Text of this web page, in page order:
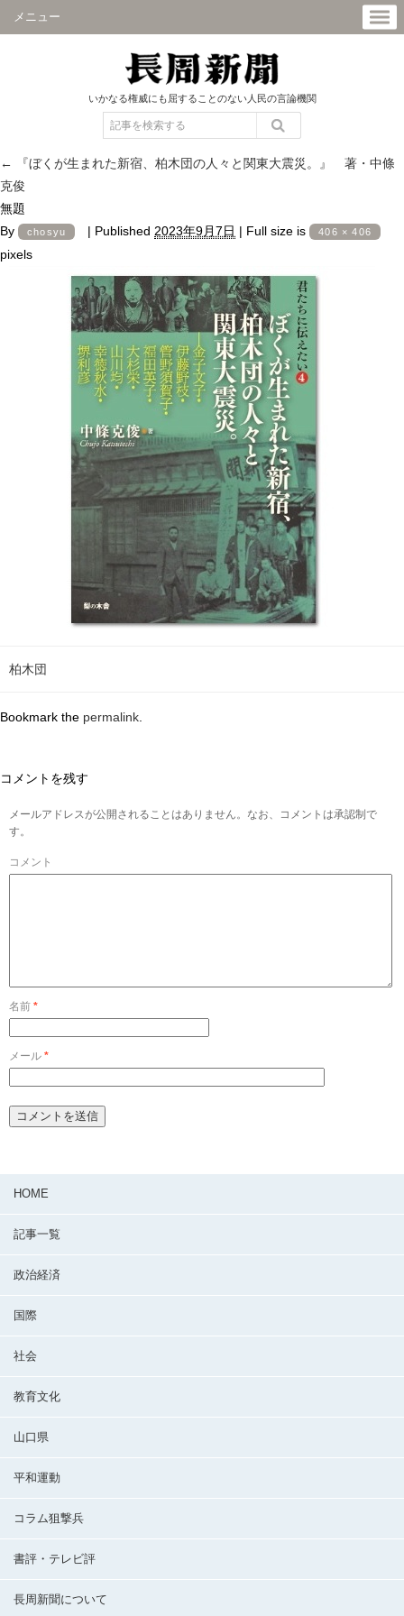
メニュー
いかなる権威にも屈することのない人民の言論機関
←
『ぼくが生まれた新宿、柏木団の人々と関東大震災。』 著・中條
克俊
無題
By
chosyu | Published 2023年9月7日 | Full size is 406 × 406
pixels
柏木団
Bookmark the permalink
コメントを残す
メールアドレスが公開されることはありません。なお、コメントは承認制で
す。
コメント
名前 *
メール *
HOME
記事一覧
政治経済
国際
社会
教育文化
山口県
平和運動
コラム狙撃兵
書評・テレビ評
長周新聞について